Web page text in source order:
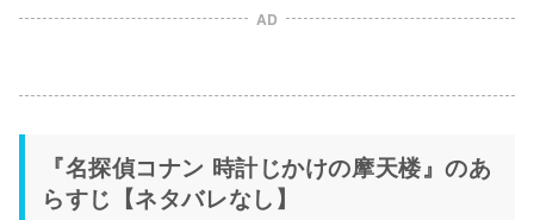
AD
『名探偵コナン 時計じかけの摩天楼』のあ
らすじ【ネタバレなし】